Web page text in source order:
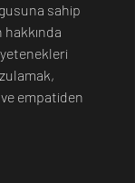
sahip
empatiden